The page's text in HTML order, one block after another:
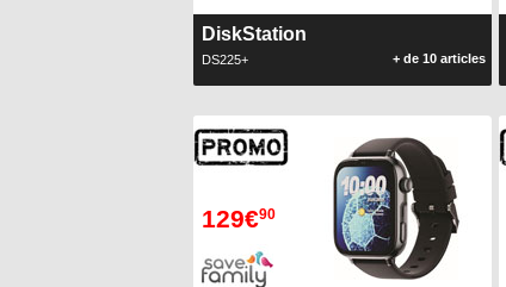
DiskStation
DS225+ + de 10 articles
129€90